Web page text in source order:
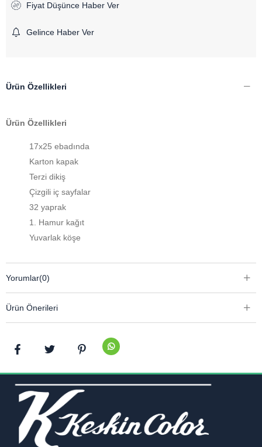
Fiyat Düşünce Haber Ver
Gelince Haber Ver
Ürün Özellikleri
Ürün Özellikleri
17x25 ebadında
Karton kapak
Terzi dikiş
Çizgili iç sayfalar
32 yaprak
1. Hamur kağıt
Yuvarlak köşe
Yorumlar(0)
Ürün Önerileri